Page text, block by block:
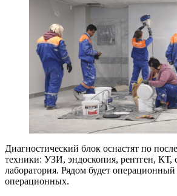
Диагностический блок оснастят по
техники: УЗИ, эндоскопия, рентген, КТ,
лаборатория. Рядом будет
операционных.